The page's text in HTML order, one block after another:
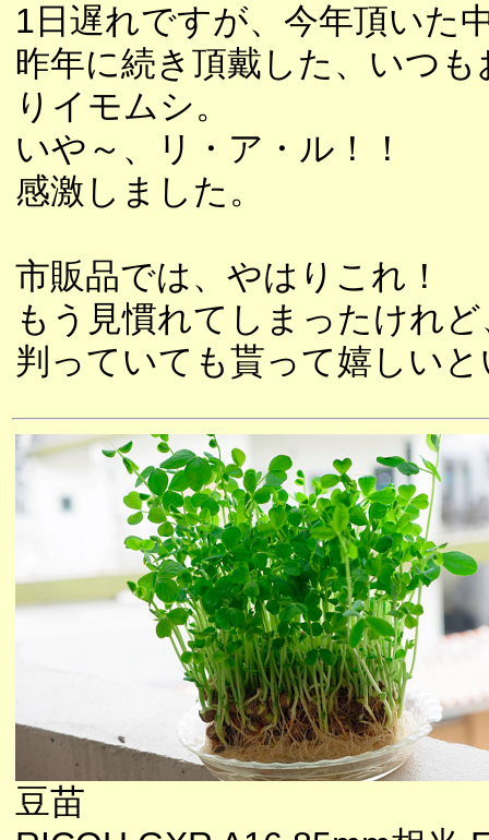
1日遅れですが、今年頂いた
昨年に続き頂戴した、いつ
りイモムシ。
いや～、リ・ア・ル！！
感激しました。
市販品では、やはりこれ！
もう見慣れてしまったけれ
判っていても貰って嬉しい
豆苗